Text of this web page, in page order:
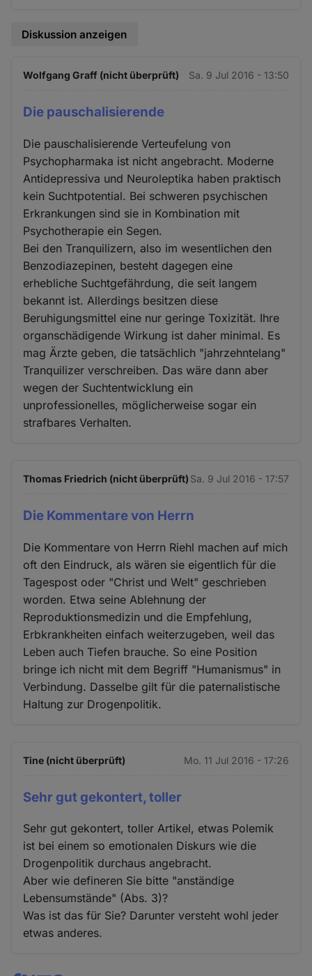
Diskussion anzeigen
Wolfgang Graff (nicht überprüft) Sa. 9 Jul 2016 - 13:50
Die pauschalisierende
Die pauschalisierende Verteufelung von
Psychopharmaka ist nicht angebracht. Moderne
Antidepressiva und Neuroleptika haben praktisch
kein Suchtpotential. Bei schweren psychischen
Erkrankungen sind sie in Kombination mit
Psychotherapie ein Segen.
Bei den Tranquilizern, also im wesentlichen den
Benzodiazepinen, besteht dagegen eine
erhebliche Suchtgefährdung, die seit langem
bekannt ist. Allerdings besitzen diese
Beruhigungsmittel eine nur geringe Toxizität. Ihre
organschädigende Wirkung ist daher minimal. Es
mag Ärzte geben, die tatsächlich "jahrzehntelang"
Tranquilizer verschreiben. Das wäre dann aber
wegen der Suchtentwicklung ein
unprofessionelles, möglicherweise sogar ein
strafbares Verhalten.
Thomas Friedrich (nicht überprüft) Sa. 9 Jul 2016 - 17:57
Die Kommentare von Herrn
Die Kommentare von Herrn Riehl machen auf mich
oft den Eindruck, als wären sie eigentlich für die
Tagespost oder "Christ und Welt" geschrieben
worden. Etwa seine Ablehnung der
Reproduktionsmedizin und die Empfehlung,
Erbkrankheiten einfach weiterzugeben, weil das
Leben auch Tiefen brauche. So eine Position
bringe ich nicht mit dem Begriff "Humanismus" in
Verbindung. Dasselbe gilt für die paternalistische
Haltung zur Drogenpolitik.
Tine (nicht überprüft) Mo. 11 Jul 2016 - 17:26
Sehr gut gekontert, toller
Sehr gut gekontert, toller Artikel, etwas Polemik
ist bei einem so emotionalen Diskurs wie die
Drogenpolitik durchaus angebracht.
Aber wie defineren Sie bitte "anständige
Lebensumstände" (Abs. 3)?
Was ist das für Sie? Darunter versteht wohl jeder
etwas anderes.